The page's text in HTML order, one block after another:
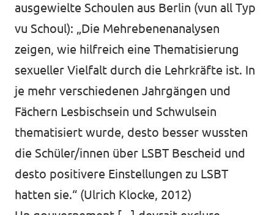
ausgewielte Schoulen aus Berlin (vun all Typ
vu Schoul): „Die Mehrebenenanalysen
zeigen, wie hilfreich eine Thematisierung
sexueller Vielfalt durch die Lehrkräfte ist. In
je mehr verschiedenen Jahrgängen und
Fächern Lesbischsein und Schwulsein
thematisiert wurde, desto besser wussten
die Schüler/innen über LSBT Bescheid und
desto positivere Einstellungen zu LSBT
hatten sie.“ (Ulrich Klocke, 2012)